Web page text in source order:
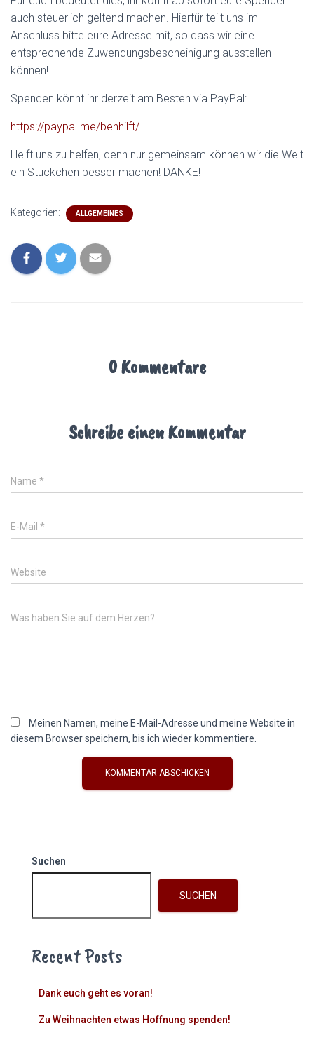
auch steuerlich geltend machen. Hierfür teilt uns im
Anschluss bitte eure Adresse mit, so dass wir eine
entsprechende Zuwendungsbescheinigung ausstellen
können!
Spenden könnt ihr derzeit am Besten via PayPal:
https://paypal.me/benhilft/
Helft uns zu helfen, denn nur gemeinsam können wir die Welt
ein Stückchen besser machen! DANKE!
Kategorien: ALLGEMEINES
0 Kommentare
Schreibe einen Kommentar
Name *
E-Mail *
Website
Was haben Sie auf dem Herzen?
Meinen Namen, meine E-Mail-Adresse und meine Website in
diesem Browser speichern, bis ich wieder kommentiere.
Suchen
SUCHEN
Recent Posts
Dank euch geht es voran!
Zu Weihnachten etwas Hoffnung spenden!